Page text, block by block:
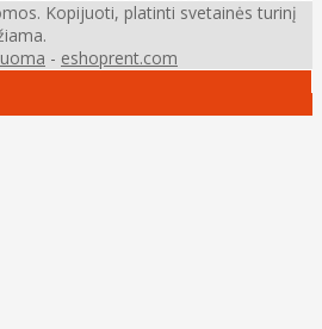
Kopijuoti, platinti svetainės turinį
- eshoprent.com